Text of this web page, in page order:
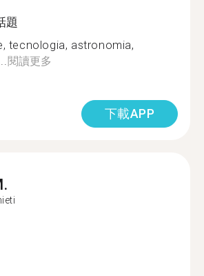
題
tecnologia, astronomia,
閱讀更多
下載APP